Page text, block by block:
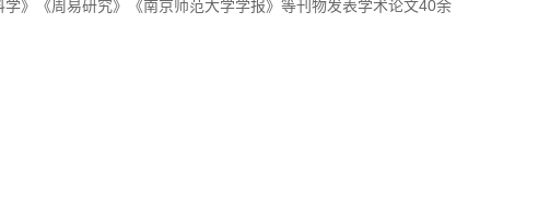
》《周易研究》《南京师范大学学报》等刊物发表学术论文40余